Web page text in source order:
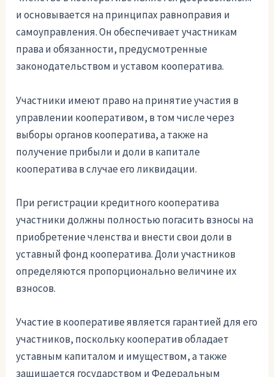
и основывается на принципах равноправия и
самоуправления. Он обеспечивает участникам
права и обязанности, предусмотренные
законодательством и уставом кооператива.
Участники имеют право на принятие участия в
управлении кооперативом, в том числе через
выборы органов кооператива, а также на
получение прибыли и доли в капитале
кооператива в случае его ликвидации.
При регистрации кредитного кооператива
участники должны полностью погасить взносы на
приобретение членства и внести свои доли в
уставный фонд кооператива. Доли участников
определяются пропорционально величине их
взносов.
Участие в кооперативе является гарантией для его
участников, поскольку кооператив обладает
уставным капиталом и имуществом, а также
защищается государством и Федеральным